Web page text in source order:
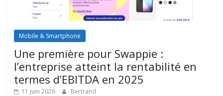
Mobile & Smartphone
Une première pour Swappie :
l’entreprise atteint la rentabilité en
termes d’EBITDA en 2025
11 juin 2026 Bertrand